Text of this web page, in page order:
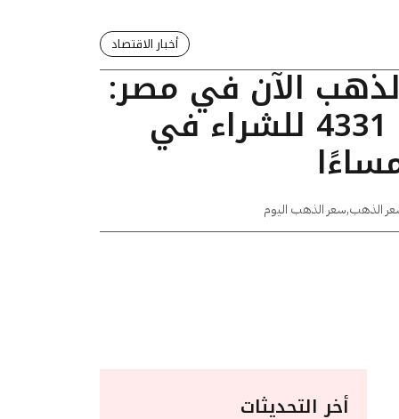
أخبار الاقتصاد
الآن في مصر:
عيار 24 يسجل 4331 للشراء في
الذهب,سعر الذهب اليوم
أخر التحديثات